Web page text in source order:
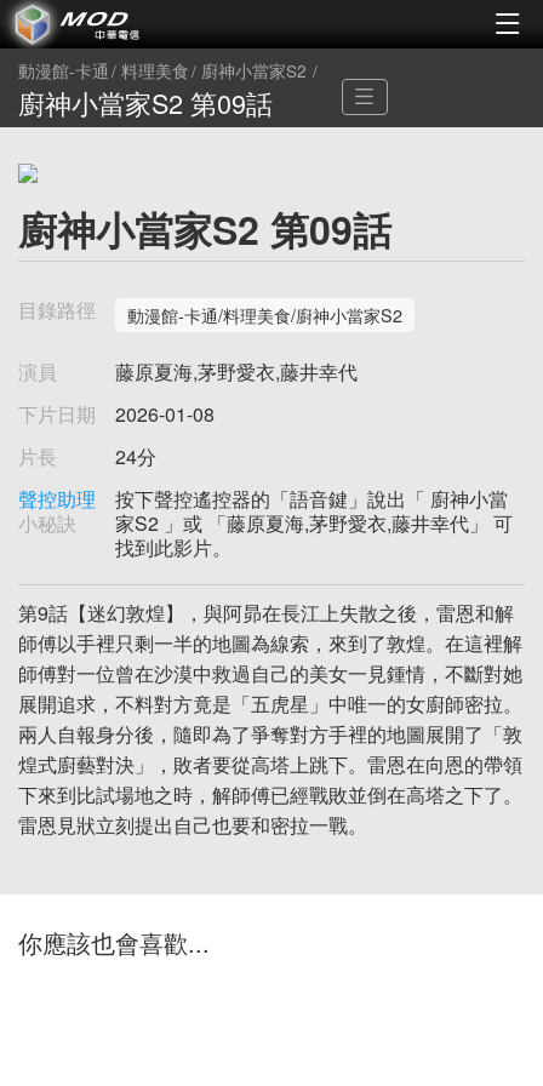
動漫館-卡通 料理美食 廚神小當家S2
廚神小當家S2 第09話
廚神小當家S2 第09話
目錄路徑 動漫館-卡通/料理美食/廚神小當家S2
演員
藤原夏海,茅野愛衣,藤井幸代
下片日期
2026-01-08
片長
24分
聲控助理
小秘訣
按下聲控遙控器的「語音鍵」說出「 廚神小當
家S2 」或 「藤原夏海,茅野愛衣,藤井幸代」 可
找到此影片。
第9話【迷幻敦煌】，與阿昴在長江上失散之後，雷恩和解
師傅以手裡只剩一半的地圖為線索，來到了敦煌。在這裡解
師傅對一位曾在沙漠中救過自己的美女一見鍾情，不斷對她
展開追求，不料對方竟是「五虎星」中唯一的女廚師密拉。
兩人自報身分後，隨即為了爭奪對方手裡的地圖展開了「敦
煌式廚藝對決」，敗者要從高塔上跳下。雷恩在向恩的帶領
下來到比試場地之時，解師傅已經戰敗並倒在高塔之下了。
雷恩見狀立刻提出自己也要和密拉一戰。
你應該也會喜歡...